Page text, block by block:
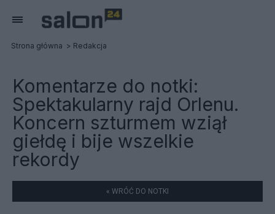
Strona główna Redakcja
Komentarze do notki:
Spektakularny rajd Orlenu.
Koncern szturmem wziął
giełdę i bije wszelkie
rekordy
« WRÓĆ DO NOTKI